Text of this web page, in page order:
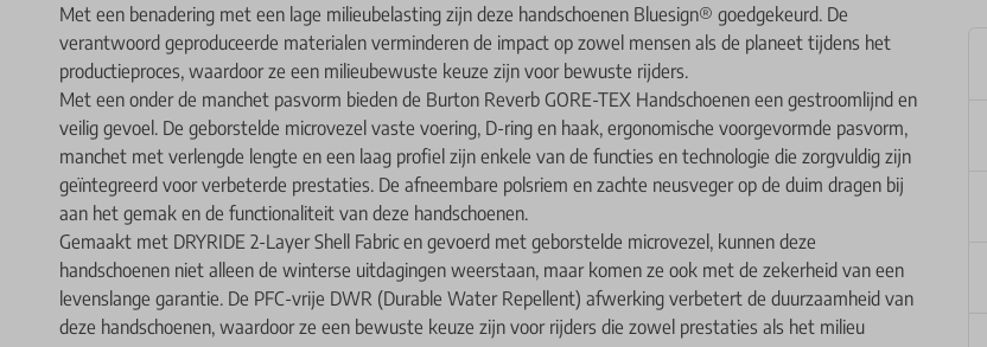
Met een benadering met een lage milieubelasting zijn deze handschoenen Bluesign® goedgekeurd. De
verantwoord geproduceerde materialen verminderen de impact op zowel mensen als de planeet tijdens het
productieproces, waardoor ze een milieubewuste keuze zijn voor bewuste rijders.
Met een onder de manchet pasvorm bieden de Burton Reverb GORE-TEX Handschoenen een gestroomlijnd en
veilig gevoel. De geborstelde microvezel vaste voering, D-ring en haak, ergonomische voorgevormde pasvorm,
manchet met verlengde lengte en een laag profiel zijn enkele van de functies en technologie die zorgvuldig zijn
geïntegreerd voor verbeterde prestaties. De afneembare polsriem en zachte neusveger op de duim dragen bij
aan het gemak en de functionaliteit van deze handschoenen.
Gemaakt met DRYRIDE 2-Layer Shell Fabric en gevoerd met geborstelde microvezel, kunnen deze
handschoenen niet alleen de winterse uitdagingen weerstaan, maar komen ze ook met de zekerheid van een
levenslange garantie. De PFC-vrije DWR (Durable Water Repellent) afwerking verbetert de duurzaamheid van
deze handschoenen, waardoor ze een bewuste keuze zijn voor rijders die zowel prestaties als het milieu